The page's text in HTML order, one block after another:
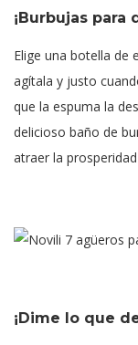
¡Burbujas
Elige una botella de
agítala y justo
que la espuma la
delicioso baño de
atraer la
¡Dime lo que